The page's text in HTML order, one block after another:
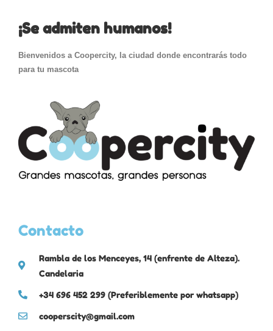
¡Se admiten humanos!
Bienvenidos a Coopercity, la ciudad donde encontrarás todo
para tu mascota
Contacto
Rambla de los Menceyes, 14 (enfrente de Alteza).
Candelaria
+34 696 452 299 (Preferiblemente por whatsapp)
cooperscity@gmail.com